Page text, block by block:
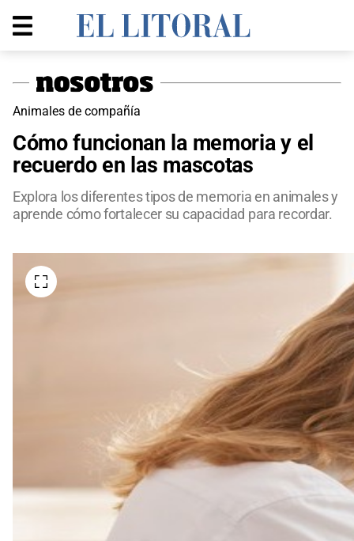
Animales de compañía
Cómo funcionan la memoria y el
recuerdo en las mascotas
Explora los diferentes tipos de memoria en animales y
aprende cómo fortalecer su capacidad para recordar.